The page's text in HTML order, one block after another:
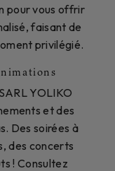
pour vous offrir
faisant de
privilégié.
YOLIKO
et des
Des soirées à
des concerts
! Consultez